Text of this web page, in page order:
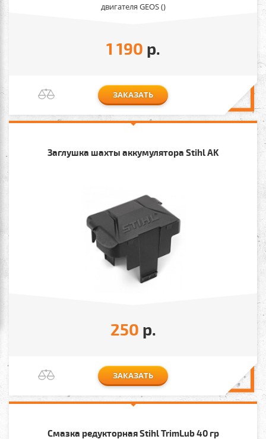
1 190 р.
ЗАКАЗАТЬ
Заглушка шахты аккумулятора Stihl AK
250 р.
ЗАКАЗАТЬ
Смазка редукторная Stihl TrimLub 40 гр